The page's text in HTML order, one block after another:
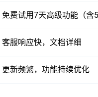
免费试用7天高级功能（含
客服响应快，文档详细
更新频繁，功能持续优化